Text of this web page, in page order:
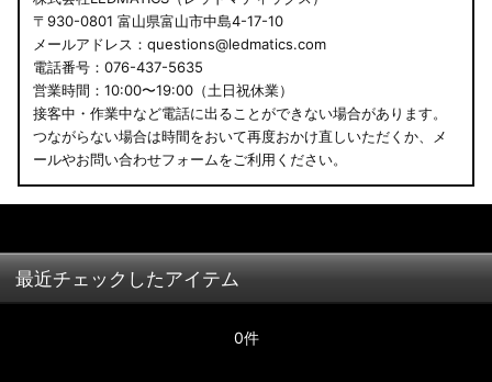
〒930-0801 富山県富山市中島4-17-10
メールアドレス：questions@ledmatics.com
電話番号：076-437-5635
営業時間：10:00〜19:00（土日祝休業）
接客中・作業中など電話に出ることができない場合があります。
つながらない場合は時間をおいて再度おかけ直しいただくか、メ
ールやお問い合わせフォームをご利用ください。
最近チェックしたアイテム
0件